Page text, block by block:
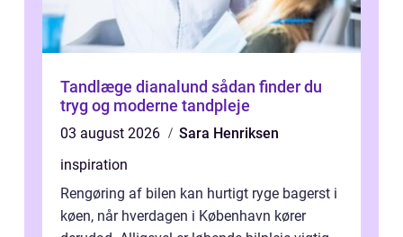
Tandlæge dianalund sådan finder du
tryg og moderne tandpleje
03 august 2026
Sara Henriksen
inspiration
Rengøring af bilen kan hurtigt ryge bagerst i
køen, når hverdagen i København kører